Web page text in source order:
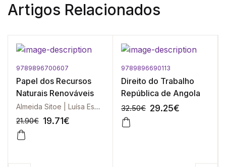
Artigos Relacionados
9789896700607
Papel dos Recursos
Naturais Renováveis
Almeida Sitoe | Luísa Esmeralda Santos
21.90€ 19.71€
9789896690113
Direito do Trabalho
República de Angola
32.50€ 29.25€